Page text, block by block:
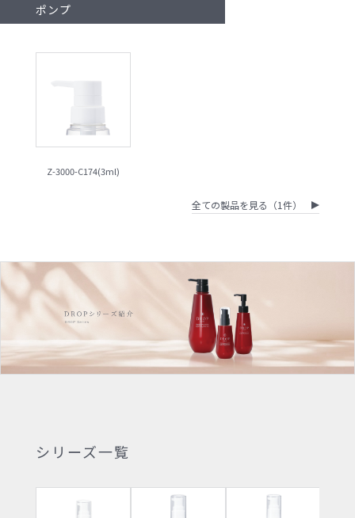
ポンプ
Z-3000-C174(3ml)
全ての製品を見る（1件）
シリーズ一覧